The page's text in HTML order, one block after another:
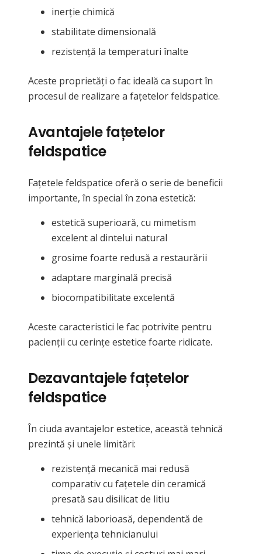
inerție chimică
stabilitate dimensională
rezistență la temperaturi înalte
Aceste proprietăți o fac ideală ca suport în
procesul de realizare a fațetelor feldspatice.
Avantajele fațetelor
feldspatice
Fațetele feldspatice oferă o serie de beneficii
importante, în special în zona estetică:
estetică superioară, cu mimetism
excelent al dintelui natural
grosime foarte redusă a restaurării
adaptare marginală precisă
biocompatibilitate excelentă
Aceste caracteristici le fac potrivite pentru
pacienții cu cerințe estetice foarte ridicate.
Dezavantajele fațetelor
feldspatice
În ciuda avantajelor estetice, această tehnică
prezintă și unele limitări:
rezistență mecanică mai redusă
comparativ cu fațetele din ceramică
presată sau disilicat de litiu
tehnică laborioasă, dependentă de
experiența tehnicianului